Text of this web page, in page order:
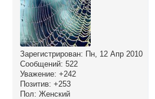
Зарегистрирован: Пн, 12 Апр 2010
Сообщений: 522
Уважение: +242
Позитив: +253
Пол: Женский